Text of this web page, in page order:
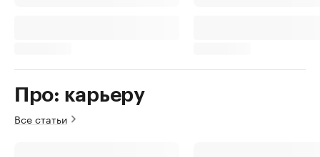
Про: карьеру
Все статьи